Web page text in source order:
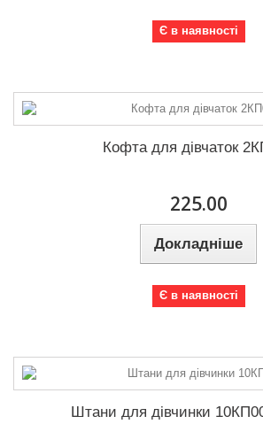
Є в наявності
Кофта для дівчаток
225.00
Докладніше
Є в наявності
Штани для дівчинки